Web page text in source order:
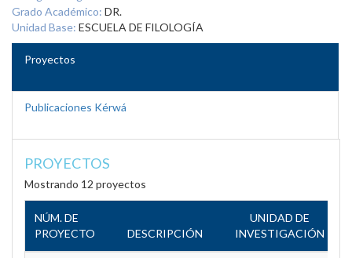
Grado Académico: DR.
Unidad Base: ESCUELA DE FILOLOGÍA
Proyectos
Publicaciones Kérwá
PROYECTOS
Mostrando 12 proyectos
NÚM. DE
PROYECTO
DESCRIPCIÓN
UNIDAD DE
INVESTIGACIÓN